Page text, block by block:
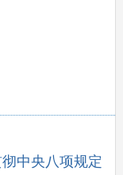
中央八项规定